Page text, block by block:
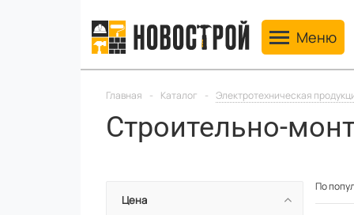
ToggleМеню
Главная - Каталог - Электротехническая
Строительно-
Цена
По